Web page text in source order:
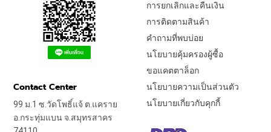
การยกเลิกและคืนเงิน
การติดตามสินค้า
คำถามที่พบบ่อย
นโยบายคุ้มครองผู้ซื้อ
ขอแคตตาล็อก
นโยบายความเป็นส่วนตัว
นโยบายเกี่ยวกับคุกกี้
Contact Center
99 ม.1 ซ.วัดโพธิ์แจ้ ต.แคราย
อ.กระทุ่มแบน จ.สมุทรสาคร